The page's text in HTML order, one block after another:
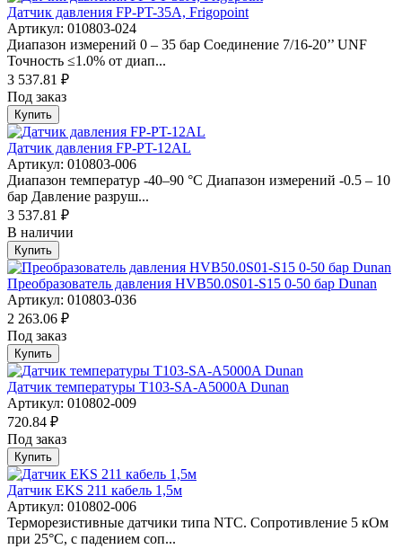
Датчик давления FP-PT-35A, Frigopoint
Артикул: 010803-024
Диапазон измерений 0 – 35 бар Соединение 7/16-20’’ UNF
Точность ≤1.0% от диап...
3 537.81 ₽
Под заказ
Купить
Датчик давления FP-PT-12AL
Артикул: 010803-006
Диапазон температур -40–90 °С Диапазон измерений -0.5 – 10
бар Давление разруш...
3 537.81 ₽
В наличии
Купить
Преобразователь давления HVB50.0S01-S15 0-50 бар Dunan
Артикул: 010803-036
2 263.06 ₽
Под заказ
Купить
Датчик температуры T103-SA-A5000A Dunan
Артикул: 010802-009
720.84 ₽
Под заказ
Купить
Датчик EKS 211 кабель 1,5м
Артикул: 010802-006
Терморезистивные датчики типа NTC. Сопротивление 5 кОм
при 25°С, с падением соп...